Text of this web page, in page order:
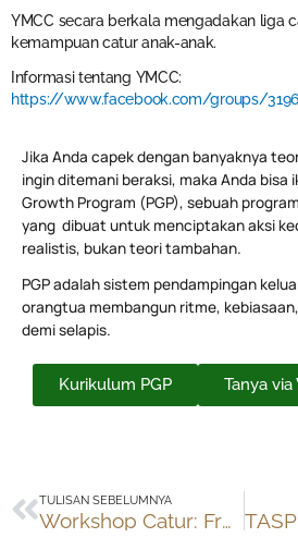
YMCC secara berkala mengadakan liga
kemampuan catur anak-anak.
Informasi tentang YMCC:
https://www.facebook.com/groups/
Jika Anda capek dengan banyaknya
ingin ditemani beraksi, maka Anda bisa
Growth Program (PGP), sebuah
yang dibuat untuk menciptakan aksi
realistis, bukan teori tambahan.
PGP adalah sistem pendampingan
orangtua membangun ritme,
demi selapis.
Kurikulum PGP Tanya via
Prev
TULISAN SEBELUMNYA
Workshop Catur: French Defense di Jayakarta Muda Chess Club